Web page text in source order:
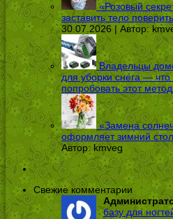
«Розовый
заставить тело
30.07.2026 | Автор:
Владельцы
для уборки снега —
попробовать этот метод
«Замена
оформляет зимний
Автор: kmveg
Свежие комментарии
базу для